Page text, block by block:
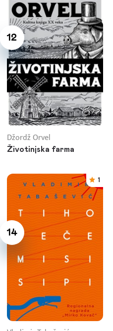
12
Džordž Orvel
Životinjska farma
14
1